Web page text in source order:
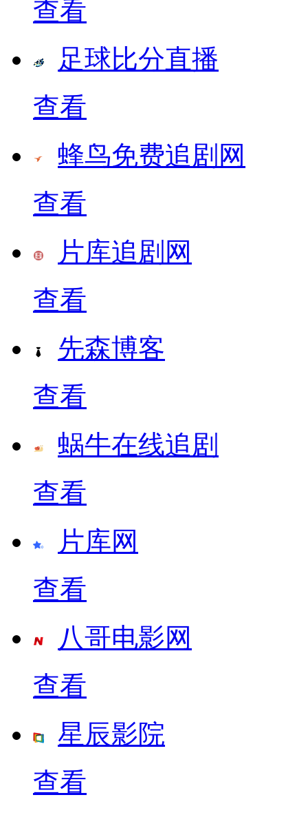
查看
足球比分直播
查看
蜂鸟免费追剧网
查看
片库追剧网
查看
先森博客
查看
蜗牛在线追剧
查看
片库网
查看
八哥电影网
查看
星辰影院
查看